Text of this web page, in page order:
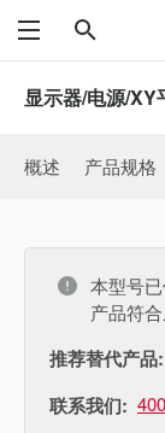
菜单
显示器/电源/XY
概述 产品规格
本型号已
产品符
推荐替代产品:
联系我们: